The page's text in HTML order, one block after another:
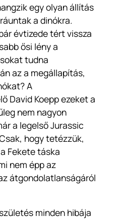
egy olyan állítás
a dinókra.
évtizede tért vissza
ősi lény a
tudna
az a megállapítás,
A
David Koepp ezeket a
nem nagyon
a legelső Jurassic
hogy tetézzük,
Fekete táska
nem épp az
átgondolatlanságáról
minden hibája